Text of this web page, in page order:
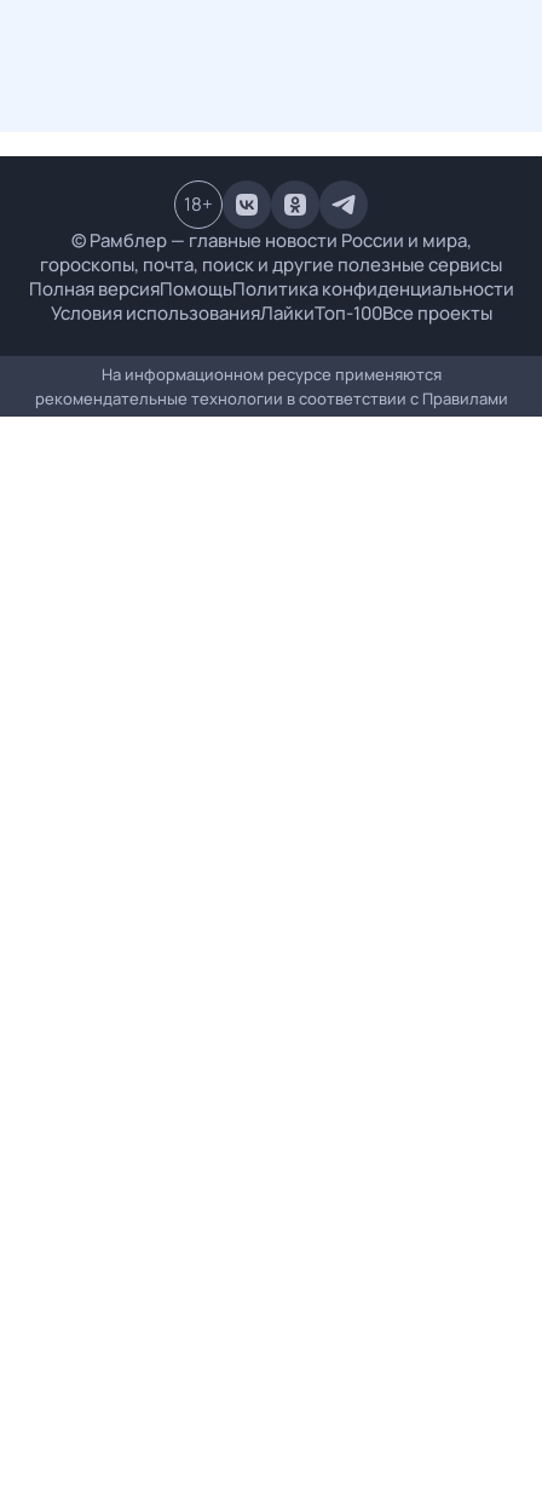
© Рамблер — главные новости России и мира,
гороскопы, почта, поиск и другие полезные сервисы
Полная версияПомощьПолитика конфиденциальности
Условия использованияЛайкиТоп-100Все проекты
18+
На информационном ресурсе применяются
рекомендательные технологии в соответствии с Правилами